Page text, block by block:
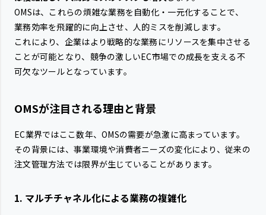
OMSは、これらの煩雑な業務を自動化・一元化することで、
業務効率を飛躍的に向上させ、人的ミスを削減します。
これにより、企業はより戦略的な業務にリソースを集中させる
ことが可能となり、競争の激しいEC市場での成長を支える不
可欠なツールとなっています。
OMSが注目される理由と背景
EC業界ではここ数年、OMSの需要が急激に高まっています。
その背景には、事業環境や消費者ニーズの変化により、従来の
注文管理方法では限界が生じていることがあります。
1. マルチチャネル化による業務の複雑化